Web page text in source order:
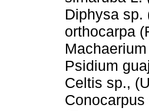
Diphysa sp.
orthocarpa
Psidium
Celtis sp.,